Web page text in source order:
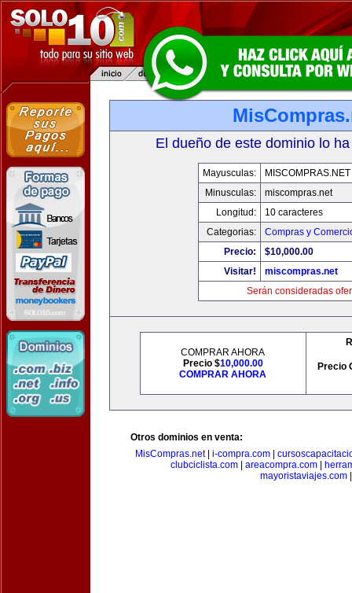
El dueño de este dominio lo
Mayusculas:
MISCOMPRAS.NET
Minusculas:
miscompras.net
Longitud:
10 caracteres
Categorias:
Compras y
Precio:
$10,000.00
Visitar!
miscompras.net
Serán consideradas
COMPRAR AHORA
Precio $10,000.00
COMPRAR AHORA
Precio
Otros dominios en venta:
MisCompras.net| i-compra.com|
clubciclista.com
areacompra.com
mayoristaviajes.com|